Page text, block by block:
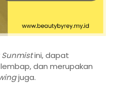
ini, dapat
dan merupakan
juga.